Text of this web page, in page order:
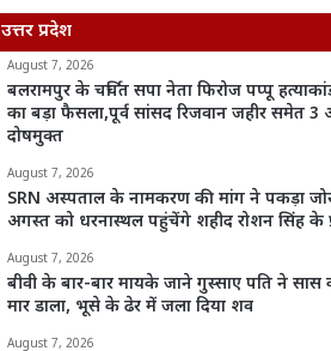
उत्तर प्रदेश
August 7, 2026
बलरामपुर के चर्चित सपा नेता फिरोज पप्पू
का बड़ा फैसला,पूर्व सांसद रिजवान जहीर समेत 3
दोषमुक्त
August 7, 2026
SRN अस्पताल के नामकरण की मांग ने पकड़ा
अगस्त को धरनास्थल पहुंचेंगे शहीद रोशन सिंह के
August 7, 2026
बीवी के बार-बार मायके जाने गुस्साए पति ने सास
मार डाला, भूसे के ढेर में जला दिया शव
August 7, 2026